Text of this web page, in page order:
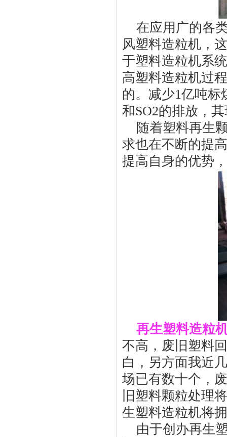
在应用广的各
风塑料造粒机，
于塑料造粒机系
高塑料造粒机过
的。减少1亿吨标
和SO2的排放，
随着塑料再生
求也在不断的提
提高自身的优势
再生塑料造粒
不高，废旧塑料
白，另方面我近
场已有数十个，
旧塑料颗粒处理
生塑料造粒机将
由于创办再生